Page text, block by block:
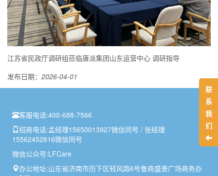
江苏省民政厅调研组莅临唐派集团山东运营中心 调研指导
发布日期： 2026-04-01
客服电话:400-688-7566
招商电话:孟经理15650013927微信同号 / 张经理
15562452816微信同号
微信公众号:LFCare
办公地址:山东省济南市历下区轻风路6号鲁商盛景广场商务办
联
系
我
们